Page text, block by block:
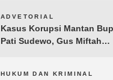
ADVETORIAL
Kasus Korupsi Mantan
Pati Sudewo, Gus Miftah
HUKUM DAN KRIMINAL